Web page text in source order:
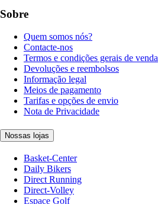
Sobre
Quem somos nós?
Contacte-nos
Termos e condições gerais de venda
Devoluções e reembolsos
Informação legal
Meios de pagamento
Tarifas e opções de envio
Nota de Privacidade
Nossas lojas
Basket-Center
Daily Bikers
Direct Running
Direct-Volley
Espace Golf